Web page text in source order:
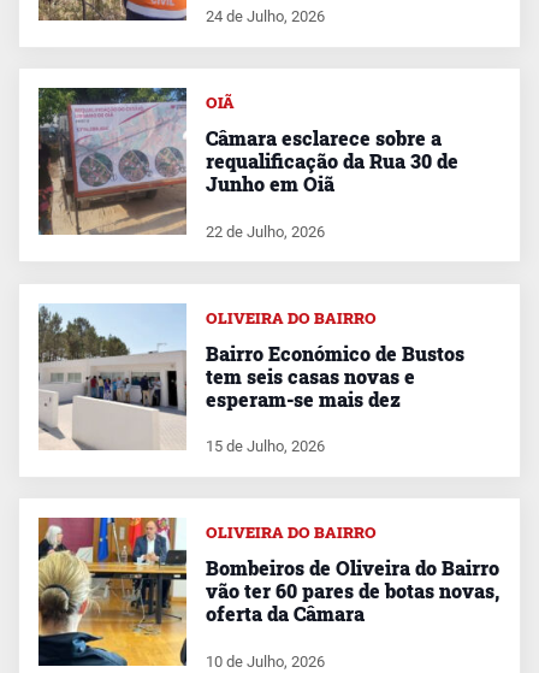
24 de Julho, 2026
OIÃ
Câmara esclarece sobre a
requalificação da Rua 30 de
Junho em Oiã
22 de Julho, 2026
OLIVEIRA DO BAIRRO
Bairro Económico de Bustos
tem seis casas novas e
esperam-se mais dez
15 de Julho, 2026
OLIVEIRA DO BAIRRO
Bombeiros de Oliveira do Bairro
vão ter 60 pares de botas novas,
oferta da Câmara
10 de Julho, 2026